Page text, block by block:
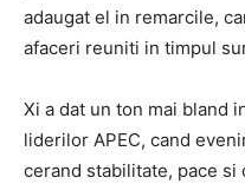
adaugat el in remarcile,
afaceri reuniti in timpul
Xi a dat un ton mai bland
liderilor APEC, cand
cerand stabilitate, pace si